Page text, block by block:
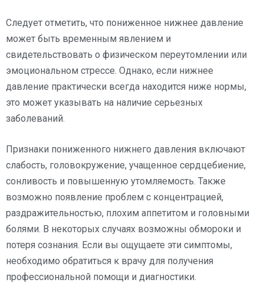
Следует отметить, что пониженное нижнее давление
может быть временным явлением и
свидетельствовать о физическом переутомлении или
эмоциональном стрессе. Однако, если нижнее
давление практически всегда находится ниже нормы,
это может указывать на наличие серьезных
заболеваний.
Признаки пониженного нижнего давления включают
слабость, головокружение, учащенное сердцебиение,
сонливость и повышенную утомляемость. Также
возможно появление проблем с концентрацией,
раздражительностью, плохим аппетитом и головными
болями. В некоторых случаях возможны обмороки и
потеря сознания. Если вы ощущаете эти симптомы,
необходимо обратиться к врачу для получения
профессиональной помощи и диагностики.